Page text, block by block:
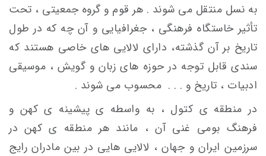
به نسل منتقل می شوند . هر قوم و گروه جمعیتی ، تحت
تأثیر خاستگاه فرهنگی ، جغرافیایی و آن چه که در طول
تاریخ بر آن گذشته، دارای لالایی های خاصی هستند که
سندی قابل توجه در حوزه های زبان و گویش ، موسیقی
ادبیات ، تاریخ و . . . محسوب می شوند .
در منطقه ی کتول ، به واسطه ی پیشینه ی کهن و
فرهنگ بومی غنی آن ، مانند هر منطقه ی کهن در
سرزمین ایران و جهان ، لالایی هایی در بین مادران رایج